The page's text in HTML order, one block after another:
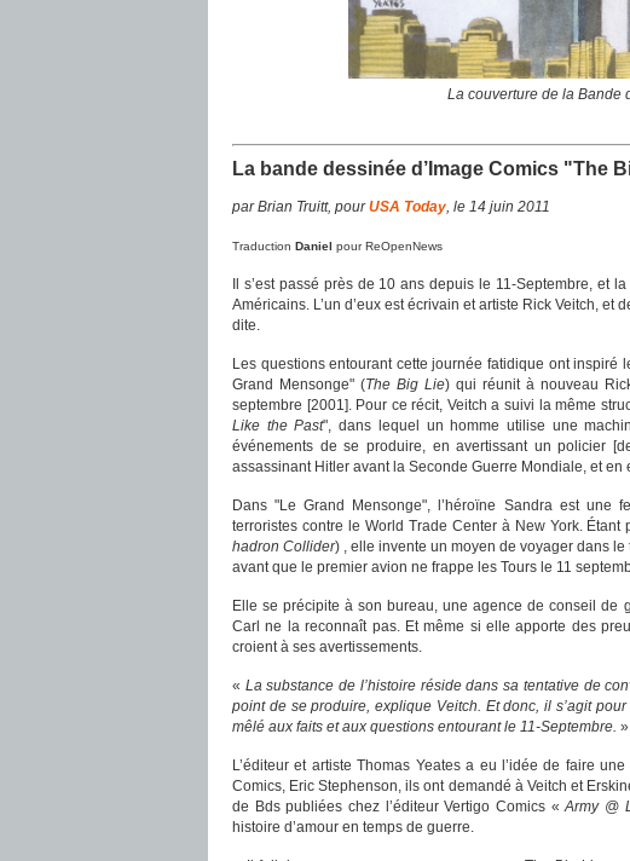
La couverture de la Bande
La bande dessinée d’Image Comics "The
par Brian Truitt, pourUSA Today, le 14 juin 2011
Traduction Daniel pour ReOpenNews
Il s’est passé près de 10 ans depuis le 11-Septembre, et
Américains. L’un d’eux est écrivain et artiste Rick Veitch,
dite.
Les questions entourant cette journée fatidique ont inspiré
Grand Mensonge" (The Big Lie) qui réunit à nouveau
septembre [2001]. Pour ce récit, Veitch a suivi la même
Like the Past", dans lequel un homme utilise une
événements de se produire, en avertissant un policier
assassinant Hitler avant la Seconde Guerre Mondiale, et
Dans "Le Grand Mensonge", l’héroïne Sandra est
terroristes contre le World Trade Center à New York.
hadron Collider) , elle invente un moyen de voyager dans
avant que le premier avion ne frappe les Tours le 11
Elle se précipite à son bureau, une agence de conseil
Carl ne la reconnaît pas. Et même si elle apporte des
croient à ses avertissements.
« La substance de l’histoire réside dans sa tentative de
point de se produire, explique Veitch. Et donc, il s’agit
mêlé aux faits et aux questions entourant le 11-Septembre. »
L’éditeur et artiste Thomas Yeates a eu l’idée de faire
Comics, Eric Stephenson, ils ont demandé à Veitch et
de Bds publiées chez l’éditeur Vertigo Comics «Army @
histoire d’amour en temps de guerre.